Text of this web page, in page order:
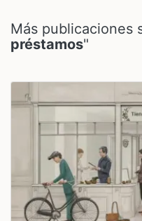
Más publicaciones
préstamos"